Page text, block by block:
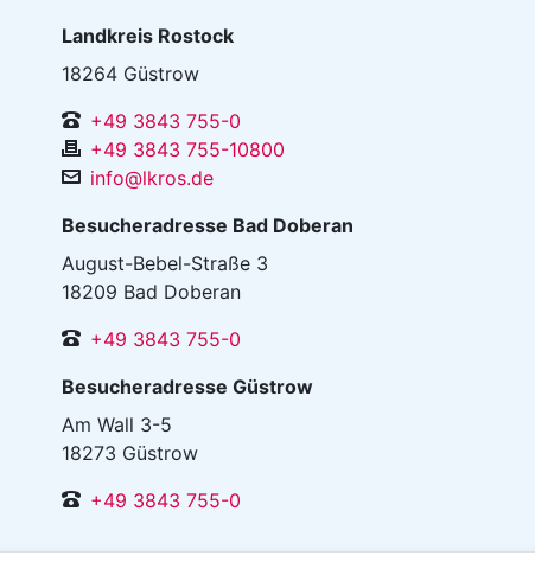
Landkreis Rostock
18264 Güstrow
+49 3843 755-0
+49 3843 755-10800
info@lkros.de
Besucheradresse Bad Doberan
August-Bebel-Straße 3
18209 Bad Doberan
+49 3843 755-0
Besucheradresse Güstrow
Am Wall 3-5
18273 Güstrow
+49 3843 755-0